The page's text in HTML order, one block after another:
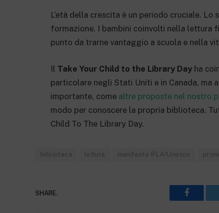
L’età della crescita è un periodo cruciale.
formazione. I bambini coinvolti nella lettura
punto da trarne vantaggio a scuola e nella
Il Take Your Child to the Library Day ha
particolare negli Stati Uniti e in Canada, ma
importante, come altre proposte nel nostro
modo per conoscere la propria biblioteca.
Child To The Library Day.
biblioteca lettura manifesto IFLA/Unesco
SHARE.